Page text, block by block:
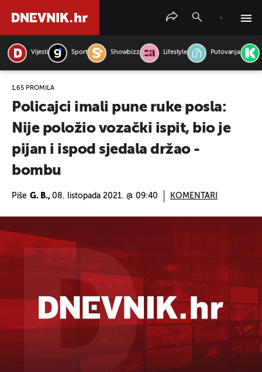
Vijesti Sport Showbizz Lifestyle Putovanja
1,65 PROMILA
Policajci imali pune ruke posla:
Nije položio vozački ispit, bio je
pijan i ispod sjedala držao -
bombu
Piše G. B., 08. listopada 2021. @ 09:40 KOMENTARI
PRETRAŽITE VIJESTI